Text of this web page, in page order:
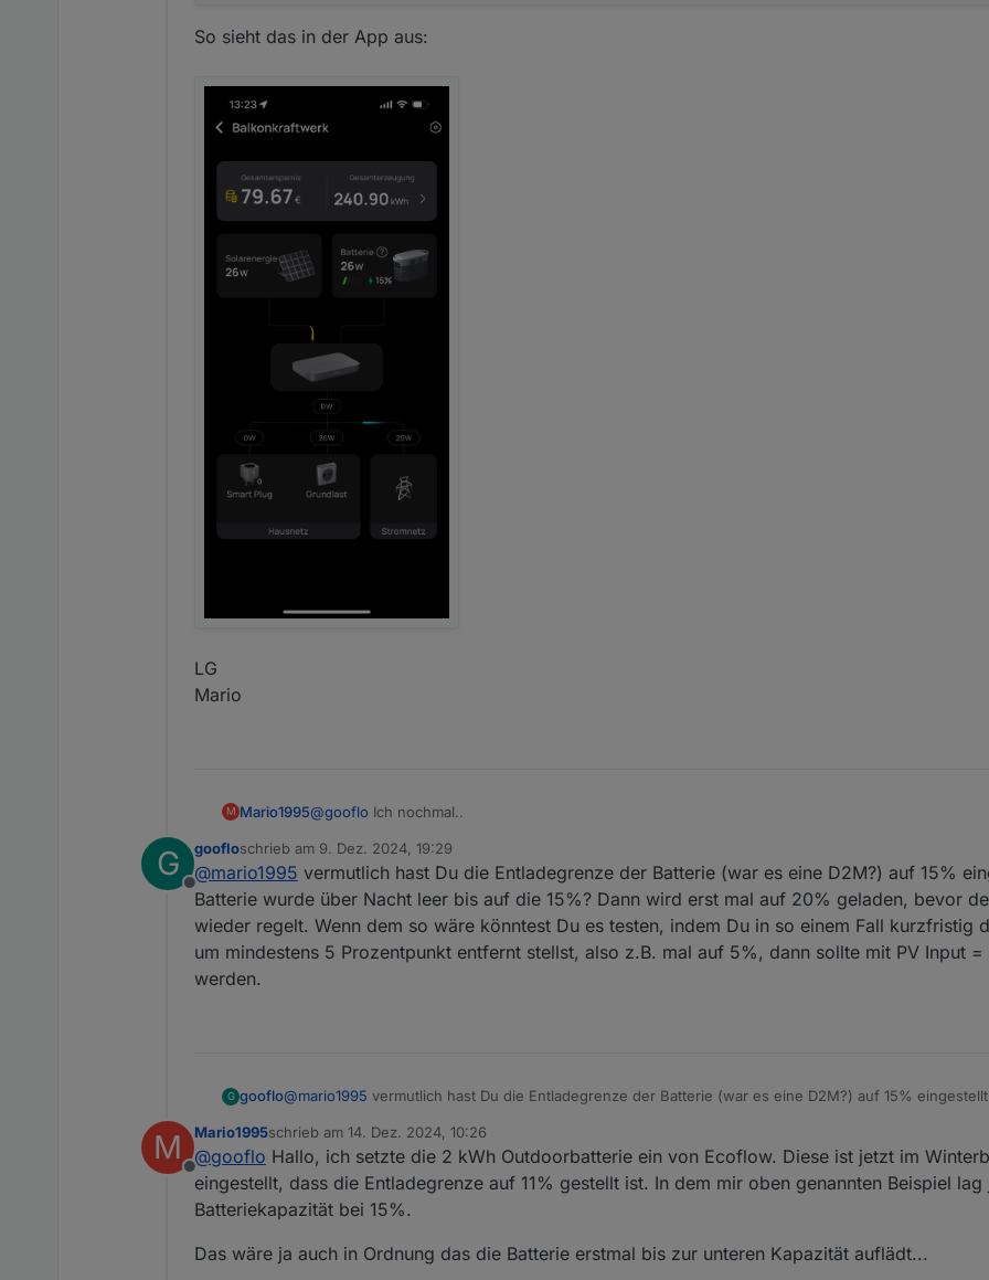
So sieht das in der App aus:
LG
Mario
M Mario1995@gooflo Ich nochmal..
Also das Skript läuft an sich. Allerdings wird leider die entsprechende Solarmenge nicht ins Netz
eigentlich das Skript bewirken. Stromversorgung priorisieren ist an.
Habe ich vielleicht irgendwelche Parameter falsch eingestellt?
        // Parameter an hier nur fÃ¼r PowerStream.
regulation: true,                           // "true": Dieser
lowBatLimitPozOn: 15, lowBatLimitPozOff: 25, // Bei
lowBatLimit: 150,                           // "lowBatLimit"
LimitIsPVInput: true,                       // gooflo: wenn
LimitIsPVInputThresholdCapa: 20,            // gooflo: Schwelle
G
Offline
goofloschrieb am 9. Dez. 2024, 19:29
zuletzt editiert von
@mario1995 vermutlich hast Du die Entladegrenze der Batterie (war es eine D2M?) auf 15%
Batterie wurde über Nacht leer bis auf die 15%? Dann wird erst mal auf 20% geladen, bevor
wieder regelt. Wenn dem so wäre könntest Du es testen, indem Du in so einem Fall kurzfristig
um mindestens 5 Prozentpunkt entfernt stellst, also z.B. mal auf 5%, dann sollte mit PV Input
werden.
G gooflo@mario1995 vermutlich hast Du die Entladegrenze der Batterie (war es eine D2M?) auf 15%
dem so wäre könntest Du es testen, indem Du in so einem Fall kurzfristig die untere Grenze um
entfernt stellst, also z.B. mal auf 5%, dann sollte mit PV Input = Output geregelt werden.
M
Offline
Mario1995schrieb am 14. Dez. 2024, 10:26
zuletzt editiert von
@gooflo Hallo, ich setzte die 2 kWh Outdoorbatterie ein von Ecoflow. Diese ist jetzt im
eingestellt, dass die Entladegrenze auf 11% gestellt ist. In dem mir oben genannten Beispiel
Batteriekapazität bei 15%.
Das wäre ja auch in Ordnung das die Batterie erstmal bis zur unteren Kapazität auflädt...